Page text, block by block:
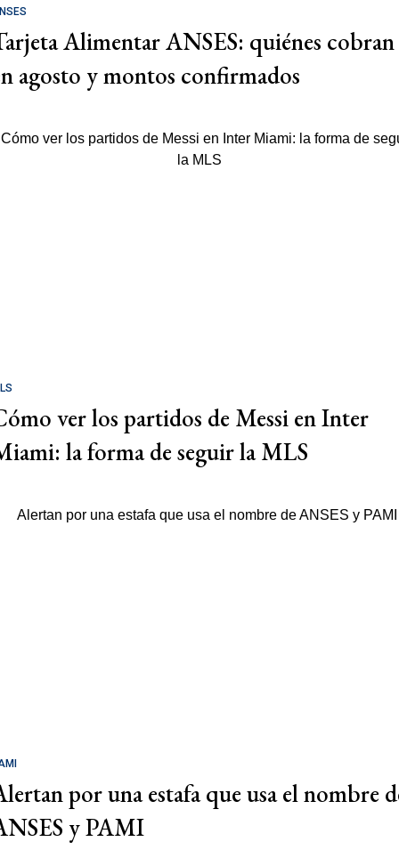
Alimentar ANSES: quiénes cobran
agosto y montos confirmados
ver los partidos de Messi en Inter
la forma de seguir la MLS
por una estafa que usa el nombre
y PAMI